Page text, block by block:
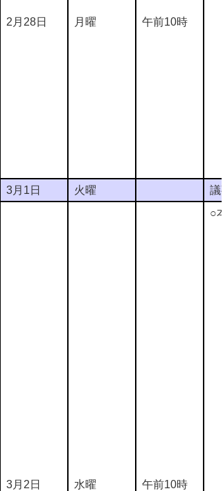
2月28日 月曜 午前10時
3月1日 火曜 議
3月2日 水曜 午前10時
○